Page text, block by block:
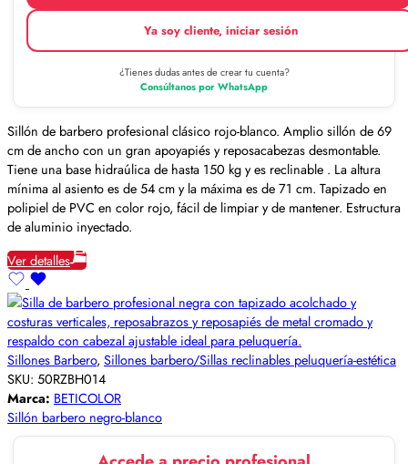
Ya soy cliente, iniciar sesión
¿Tienes dudas antes de crear tu cuenta?
Consúltanos por WhatsApp
Sillón de barbero profesional clásico rojo-blanco. Amplio sillón de 69
cm de ancho con un gran apoyapiés y reposacabezas desmontable.
Tiene una base hidraúlica de hasta 150 kg y es reclinable . La altura
mínima al asiento es de 54 cm y la máxima es de 71 cm. Tapizado en
polipiel de PVC en color rojo, fácil de limpiar y de mantener. Estructura
de aluminio inyectado.
Ver detalles
Sillones Barbero, Sillones barbero/Sillas reclinables peluquería-estética
SKU: 50RZBH014
Marca: BETICOLOR
Sillón barbero negro-blanco